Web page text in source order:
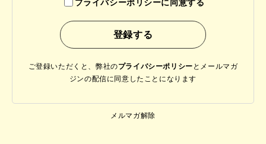
プライバシーポリシーに同意する
ご登録いただくと、弊社のプライバシーポリシー と メールマガ
ジンの配信に同意したことになります
メルマガ解除